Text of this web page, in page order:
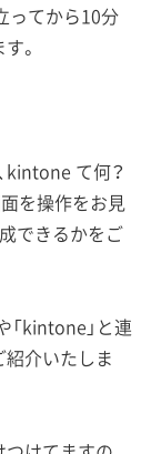
ってから10分
。
kintone て何？
を操作をお見
できるかをご
「kintone」と連
介いたしま